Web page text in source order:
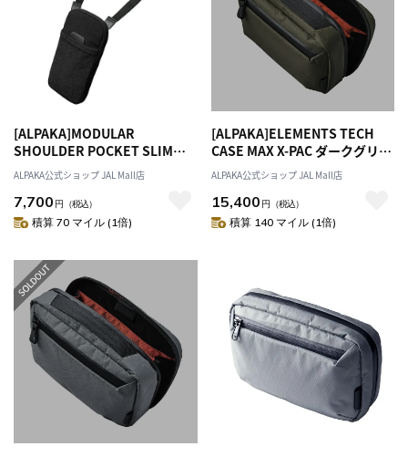
[ALPAKA]MODULAR
SHOULDER POCKET SLIM
ブラック
ALPAKA公式ショップ JAL Mall店
7,700 円 （税込）
積算 70 マイル (1倍)
[ALPAKA]ELEMENTS TECH
CASE MAX X-PAC ダークグリー
ン
ALPAKA公式ショップ JAL Mall店
15,400 円 （税込）
積算 140 マイル (1倍)